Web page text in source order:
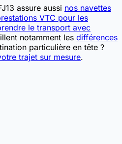
assure aussi nos navettes
VTC pour les
le transport avec
notamment les différences
particulière en tête ?
trajet sur mesure.